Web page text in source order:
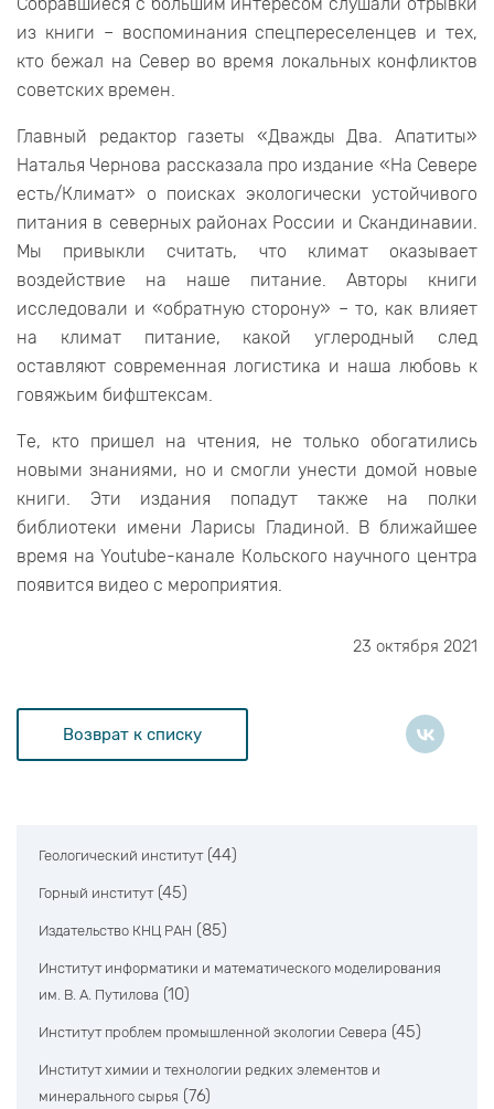
из книги – воспоминания спецпереселенцев и тех,
кто бежал на Север во время локальных конфликтов
советских времен.
Главный редактор газеты «Дважды Два. Апатиты»
Наталья Чернова рассказала про издание «На Севере
есть/Климат» о поисках экологически устойчивого
питания в северных районах России и Скандинавии.
Мы привыкли считать, что климат оказывает
воздействие на наше питание. Авторы книги
исследовали и «обратную сторону» – то, как влияет
на климат питание, какой углеродный след
оставляют современная логистика и наша любовь к
говяжьим бифштексам.
Те, кто пришел на чтения, не только обогатились
новыми знаниями, но и смогли унести домой новые
книги. Эти издания попадут также на полки
библиотеки имени Ларисы Гладиной. В ближайшее
время на Youtube-канале Кольского научного центра
появится видео с мероприятия.
23 октября 2021
Возврат к списку
Геологический институт (44)
Горный институт (45)
Издательство КНЦ РАН (85)
Институт информатики и математического моделирования
им. В. А. Путилова (10)
Институт проблем промышленной экологии Севера (45)
Институт химии и технологии редких элементов и
минерального сырья (76)